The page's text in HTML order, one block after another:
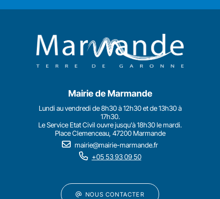
Mairie de Marmande
Lundi au vendredi de 8h30 à 12h30 et de 13h30 à
17h30.
Le Service Etat Civil ouvre jusqu'à 18h30 le mardi.
Place Clemenceau, 47200 Marmande
mairie@mairie-marmande.fr
+05 53 93 09 50
NOUS CONTACTER